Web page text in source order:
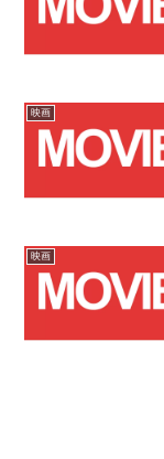
映画
映画